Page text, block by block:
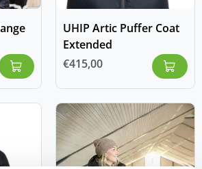
UHIP Artic Puffer Coat
Extended
€415,00